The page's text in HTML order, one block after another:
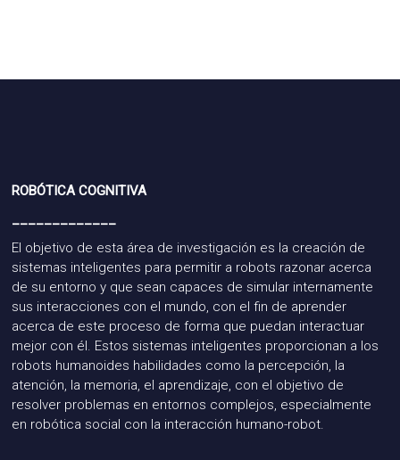
ROBÓTICA COGNITIVA
_____________
El objetivo de esta área de investigación es la creación de
sistemas inteligentes para permitir a robots razonar acerca
de su entorno y que sean capaces de simular internamente
sus interacciones con el mundo, con el fin de aprender
acerca de este proceso de forma que puedan interactuar
mejor con él. Estos sistemas inteligentes proporcionan a los
robots humanoides habilidades como la percepción, la
atención, la memoria, el aprendizaje, con el objetivo de
resolver problemas en entornos complejos, especialmente
en robótica social con la interacción humano-robot.